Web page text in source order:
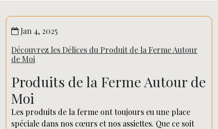
Jan 4, 2025
Découvrez les Délices du Produit de la Ferme Autour
de Moi
Produits de la Ferme Autour de
Moi
Les produits de la ferme ont toujours eu une place
spéciale dans nos cœurs et nos assiettes. Que ce soit